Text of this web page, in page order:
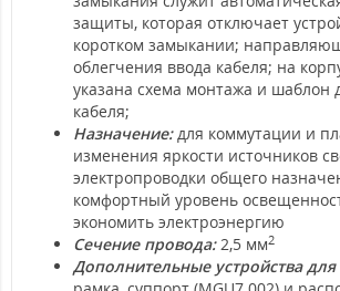
защиты, которая отключает
коротком замыкании;
облегчения ввода кабеля; на
указана схема монтажа и шаблон
кабеля;
Назначение:для коммутации и
изменения яркости источников
электропроводки общего
комфортный уровень
экономить электроэнергию
Сечение провода:2,5 мм2
Дополнительные устройства